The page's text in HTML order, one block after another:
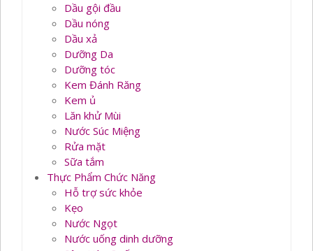
Dầu gội đầu
Dầu nóng
Dầu xả
Dưỡng Da
Dưỡng tóc
Kem Đánh Răng
Kem ủ
Lăn khử Mùi
Nước Súc Miệng
Rửa mặt
Sữa tắm
Thực Phẩm Chức Năng
Hỗ trợ sức khỏe
Kẹo
Nước Ngọt
Nước uống dinh dưỡng